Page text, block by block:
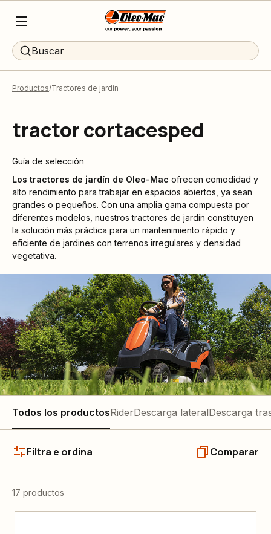
Buscar
Productos Tractores de jardín
tractor cortacesped
Guía de selección
Los tractores de jardín de Oleo-Mac ofrecen comodidad y
alto rendimiento para trabajar en espacios abiertos, ya sean
grandes o pequeños. Con una amplia gama compuesta por
diferentes modelos, nuestros tractores de jardín constituyen
la solución más práctica para un mantenimiento rápido y
eficiente de jardines con terrenos irregulares y densidad
vegetativa.
Todos los productosRiderDescarga lateralDescarga
Filtra e ordina Comparar
17 productos